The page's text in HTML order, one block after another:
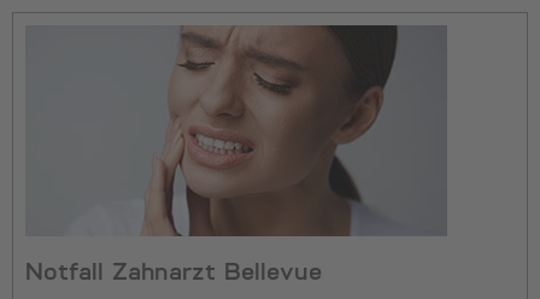
Notfall Zahnarzt Bellevue